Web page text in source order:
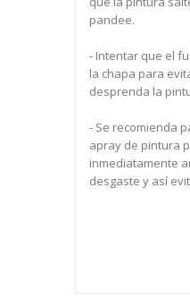
pandee.
- Intentar que el
la chapa para
desprenda la
- Se recomienda
apray de pintura
inmediatamente
desgaste y así